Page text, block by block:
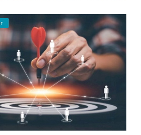
Binalar
Sokak Say Blokları